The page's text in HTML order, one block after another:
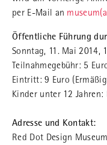
per E-Mail an
Öffentliche Führung
Sonntag, 11. Mai 2014,
Teilnahmegebühr: 5
Eintritt: 9 Euro
Kinder unter 12
Adresse und Kontakt:
Red Dot Design